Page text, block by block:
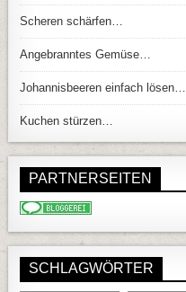
Scheren schärfen…
Angebranntes Gemüse…
Johannisbeeren einfach lösen…
Kuchen stürzen…
PARTNERSEITEN
SCHLAGWÖRTER